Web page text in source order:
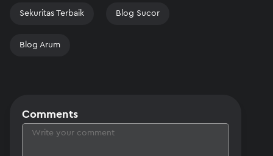
Sekuritas Terbaik Blog Sucor
Blog Arum
Comments